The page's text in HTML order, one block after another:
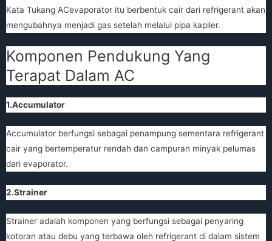
Kata Tukang ACevaporator itu berbentuk cair dari refrigerant akan
mengubahnya menjadi gas setelah melalui pipa kapiler.
Komponen Pendukung Yang
Terapat Dalam AC
1.Accumulator
Accumulator berfungsi sebagai penampung sementara refrigerant
cair yang bertemperatur rendah dan campuran minyak pelumas
dari evaporator.
2.Strainer
Strainer adalah komponen yang berfungsi sebagai penyaring
kotoran atau debu yang terbawa oleh refrigerant di dalam sistem